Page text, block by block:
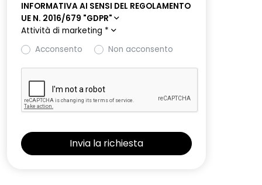
INFORMATIVA AI SENSI DEL REGOLAMENTO
UE N. 2016/679 "GDPR"
Attività di marketing *
Acconsento
Non acconsento